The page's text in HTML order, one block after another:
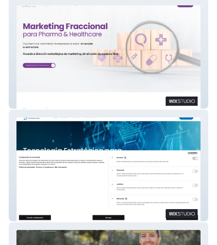
Prosal